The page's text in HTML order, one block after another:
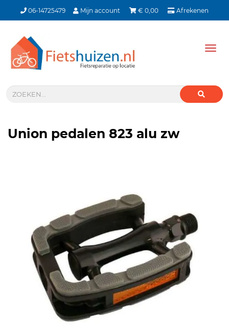
06-14725479 Mijn account € 0,00 Afrekenen
Union pedalen 823 alu zw